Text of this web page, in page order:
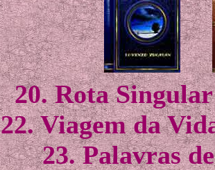
20. Rota
22.Viagem da
23. Palavras